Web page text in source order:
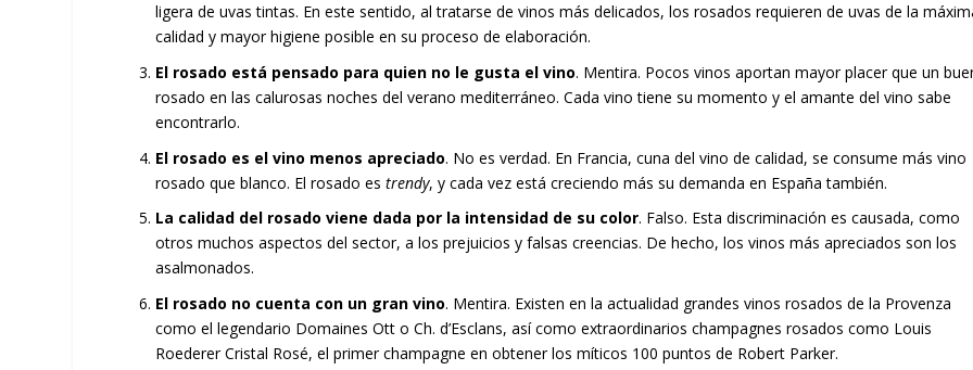
ligera de uvas tintas. En este sentido, al tratarse de vinos más delicados, los rosados requieren de uvas de la
calidad y mayor higiene posible en su proceso de elaboración.
El rosado está pensado para quien no le gusta el vino. Mentira. Pocos vinos aportan mayor placer que un
rosado en las calurosas noches del verano mediterráneo. Cada vino tiene su momento y el amante del vino sabe
encontrarlo.
El rosado es el vino menos apreciado. No es verdad. En Francia, cuna del vino de calidad, se consume más vino
rosado que blanco. El rosado estrendy, y cada vez está creciendo más su demanda en España también.
La calidad del rosado viene dada por la intensidad de su color. Falso. Esta discriminación es causada, como
otros muchos aspectos del sector, a los prejuicios y falsas creencias. De hecho, los vinos más apreciados son los
asalmonados.
El rosado no cuenta con un gran vino. Mentira. Existen en la actualidad grandes vinos rosados de la Provenza
como el legendario Domaines Ott o Ch. d’Esclans, así como extraordinarios champagnes rosados como Louis
Roederer Cristal Rosé, el primer champagne en obtener los míticos 100 puntos de Robert Parker.